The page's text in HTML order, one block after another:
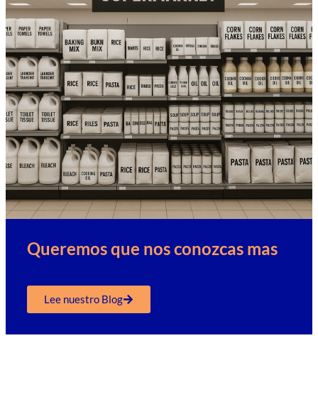
Queremos que nos conozcas mas
Lee nuestro Blog